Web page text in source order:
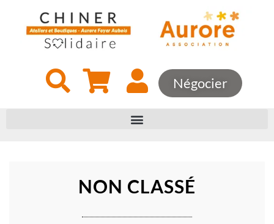
Négocier
NON CLASSÉ